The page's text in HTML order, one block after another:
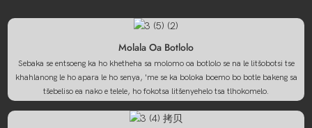
Molala Oa Botlolo
Sebaka se entsoeng ka ho khetheha sa molomo oa botlolo se na le litšobotsi tse
khahlanong le ho apara le ho senya, 'me se ka boloka boemo bo botle bakeng sa
tšebeliso ea nako e telele, ho fokotsa litšenyehelo tsa tlhokomelo.